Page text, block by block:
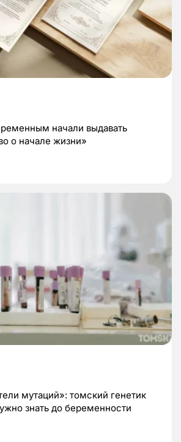
начали выдавать
о начале жизни»
мутаций»: томский генетик
знать до беременности